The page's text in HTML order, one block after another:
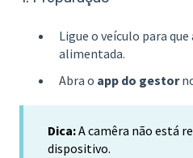
Ligue o veículo para que
alimentada.
Abra o app do gestor
Dica:A camêra não está
dispositivo.